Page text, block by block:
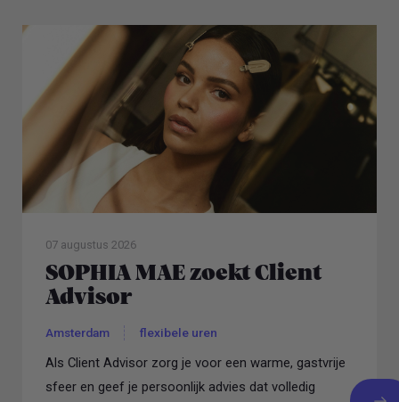
07 augustus 2026
SOPHIA MAE zoekt Client
Advisor
Amsterdam flexibele uren
Als Client Advisor zorg je voor een warme, gastvrije
sfeer en geef je persoonlijk advies dat volledig